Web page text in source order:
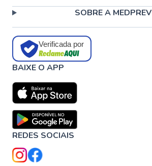
SOBRE A MEDPREV
Verificada por
BAIXE O APP
REDES SOCIAIS